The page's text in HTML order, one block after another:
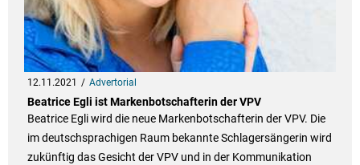
12.11.2021 Advertorial
Beatrice Egli ist Markenbotschafterin der VPV
Beatrice Egli wird die neue Markenbotschafterin der VPV. Die
im deutschsprachigen Raum bekannte Schlagersängerin wird
zukünftig das Gesicht der VPV und in der Kommunikation